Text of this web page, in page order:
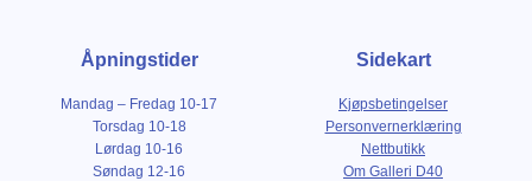
Åpningstider
Mandag – Fredag 10-17
Torsdag 10-18
Lørdag 10-16
Søndag 12-16
Sidekart
Kjøpsbetingelser
Personvernerklæring
Nettbutikk
Om Galleri D40